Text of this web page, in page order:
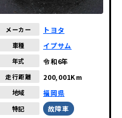
メーカー トヨタ
車種 イプサム
年式 令和6年
走行距離 200,001Km
地域 福岡県
特記 故障車